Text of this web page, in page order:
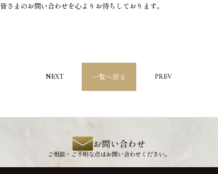
皆さまのお問い合わせを心よりお待ちしております。
PREV
一覧へ戻る
NEXT
お問い合わせ
ご相談・ご不明な点はお問い合わせください。